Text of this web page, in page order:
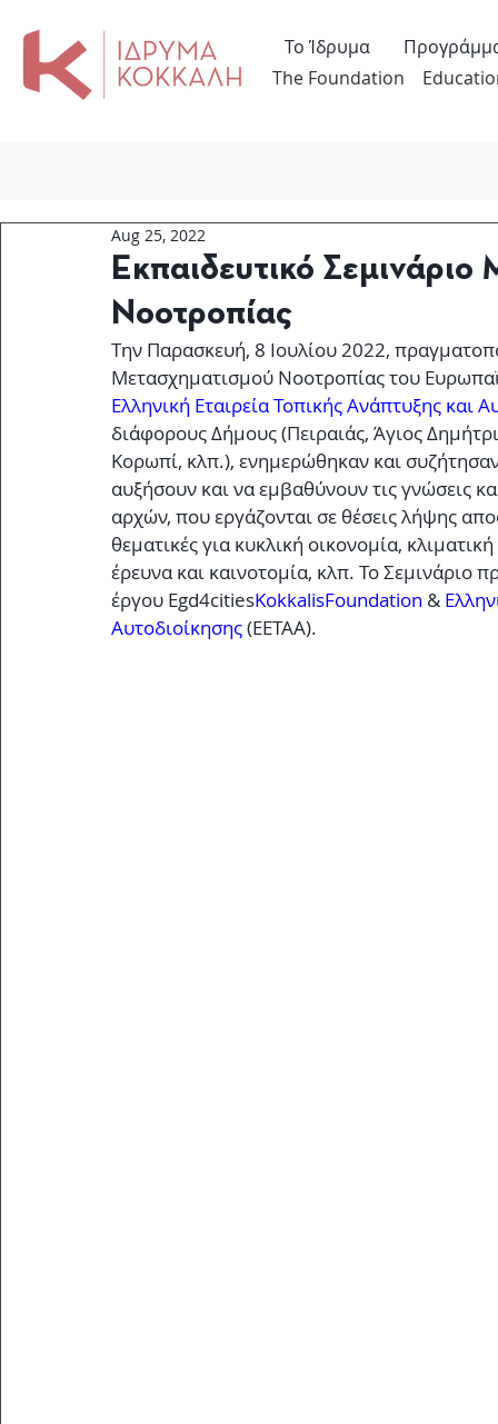
The Foundation
Το Ίδρυμα
Εκπαιδευτικό
Νοοτροπίας
Aug 25, 2022
Tην Παρασκευή, 8 Ιουλίου 2022,
Μετασχηματισμού Νοοτροπίας του
Ελληνική Εταιρεία Τοπικής Ανάπτυξης και
διάφορους Δήμους (Πειραιάς, Άγιος
Κορωπί, κλπ.), ενημερώθηκαν και
αυξήσουν και να εμβαθύνουν τις γνώσεις
αρχών, που εργάζονται σε θέσεις λήψης
θεματικές για κυκλική οικονομία,
έρευνα και καινοτομία, κλπ. Το Σεμινάριο
έργου Egd4citiesKokkalisFoundation &
Αυτοδιοίκησης (ΕΕΤΑΑ).